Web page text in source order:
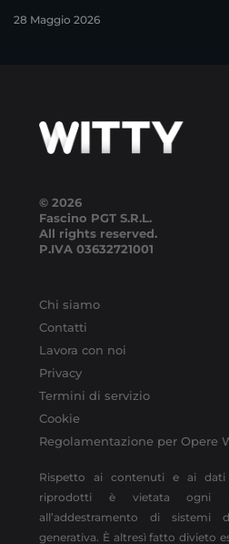
28 Maggio 2026
© 2026
Fascino PGT S.R.L.
All rights reserved.
P.IVA 03632721001
Chi siamo
Contatti
Lavora con noi
Privacy
Termini di servizio
Cookie
Regolamentazione per Opere
Rispetto ai contenuti e ai dati
riprodotti è vietata ogni
all’addestramento di sistemi
generativa. È altresì fatto divieto